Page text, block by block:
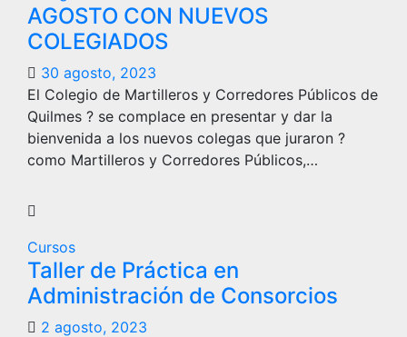
AGOSTO CON NUEVOS
COLEGIADOS
30 agosto, 2023
El Colegio de Martilleros y Corredores Públicos de
Quilmes ?️ se complace en presentar y dar la
bienvenida a los nuevos colegas que juraron ?
como Martilleros y Corredores Públicos,…
Cursos
Taller de Práctica en
Administración de Consorcios
2 agosto, 2023